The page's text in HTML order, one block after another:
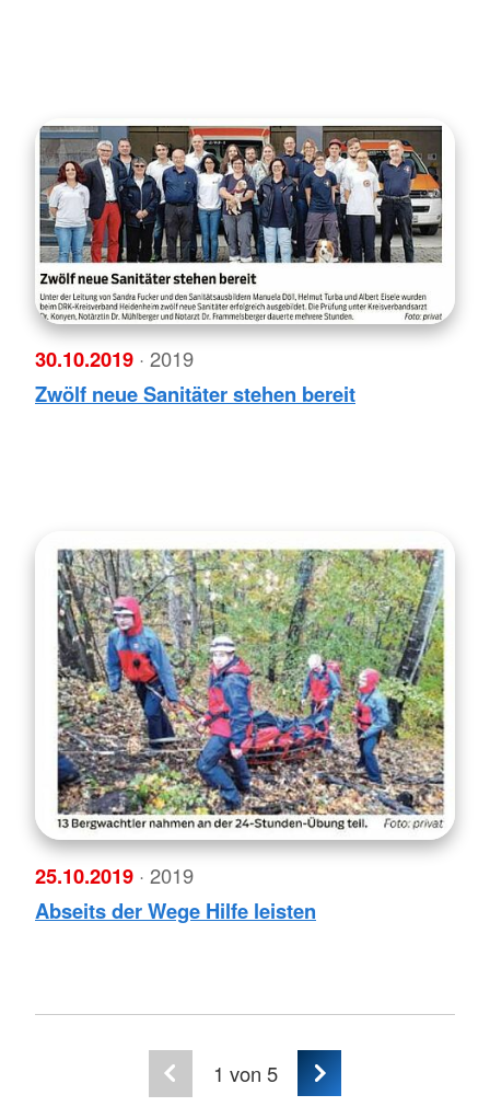
30.10.2019 · 2019
Zwölf neue Sanitäter stehen bereit
25.10.2019 · 2019
Abseits der Wege Hilfe leisten
1 von 5